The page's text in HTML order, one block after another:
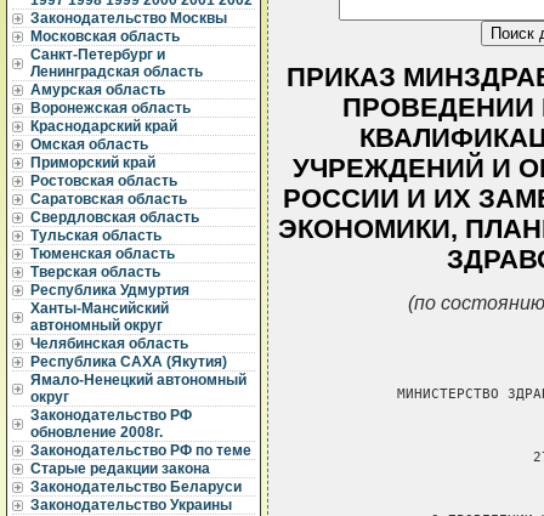
Законодательство Москвы
Московская область
Санкт-Петербург и
Ленинградская область
Амурская область
Воронежская область
Краснодарский край
Омская область
Приморский край
Ростовская область
Саратовская область
Свердловская область
Тульская область
Тюменская область
Тверская область
Республика Удмуртия
Ханты-Мансийский
автономный округ
Челябинская область
Республика САХА (Якутия)
Ямало-Ненецкий автономный
округ
Законодательство РФ
обновление 2008г.
Законодательство РФ по теме
Старые редакции закона
Законодательство Беларуси
Законодательство Украины
ПРИКАЗ
УЧРЕЖДЕНИЙ И
РОССИИ И ИХ
ЭКОНОМИКИ,
(по
МИНИСТЕРСТВО